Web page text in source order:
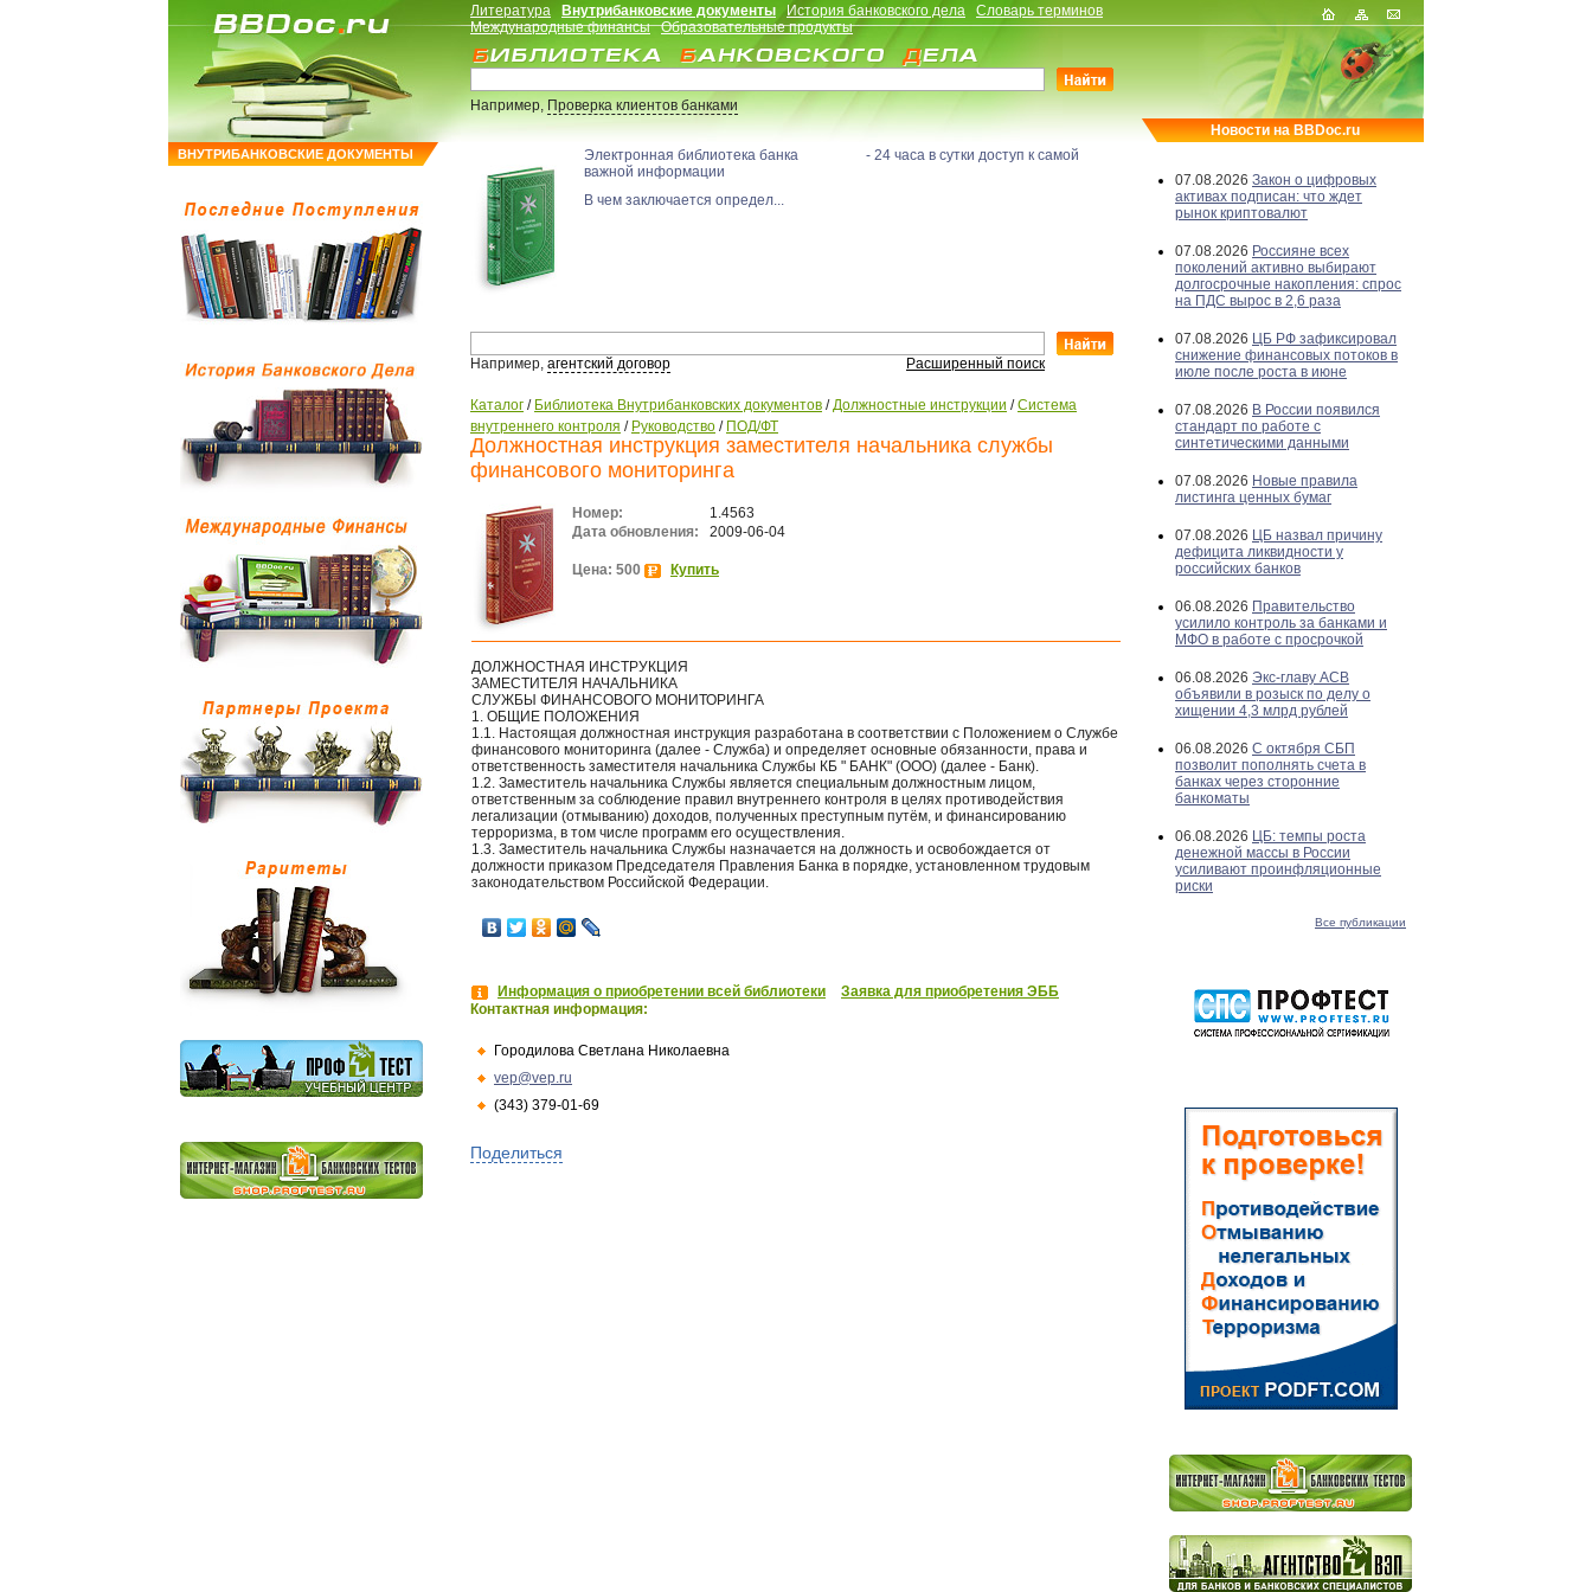
ВНУТРИБАНКОВСКИЕ ДОКУМЕНТЫ
Литература Внутрибанковские документы История банковского дела
Словарь терминов
Международные финансы
Образовательные продукты
Например,Проверка клиентов банками
Электронная библиотека банка - 24 часа в сутки доступ к самой
важной информации
В чем заключается определ...
Например, агентский договор Расширенный поиск
Каталог / Библиотека Внутрибанковских документов /Должностные инструкции /Система
внутреннего контроля / Руководство / ПОД/ФТ
Должностная инструкция заместителя начальника службы
финансового мониторинга
Номер:
1.4563
Дата обновления:
2009-06-04
Цена: 500 Купить
ДОЛЖНОСТНАЯ ИНСТРУКЦИЯ
ЗАМЕСТИТЕЛЯ НАЧАЛЬНИКА
СЛУЖБЫ ФИНАНСОВОГО МОНИТОРИНГА
1. ОБЩИЕ ПОЛОЖЕНИЯ
1.1. Настоящая должностная инструкция разработана в соответствии с Положением о Службе
финансового мониторинга (далее - Служба) и определяет основные обязанности, права и
ответственность заместителя начальника Службы КБ " БАНК" (ООО) (далее - Банк).
1.2. Заместитель начальника Службы является специальным должностным лицом,
ответственным за соблюдение правил внутреннего контроля в целях противодействия
легализации (отмыванию) доходов, полученных преступным путём, и финансированию
терроризма, в том числе программ его осуществления.
1.3. Заместитель начальника Службы назначается на должность и освобождается от
должности приказом Председателя Правления Банка в порядке, установленном трудовым
законодательством Российской Федерации.
Информация о приобретении всей библиотеки
Заявка для приобретения ЭББ
Контактная информация:
Городилова Светлана Николаевна
vep@vep.ru
(343) 379-01-69
Поделиться
Новости на BBDoc.ru
07.08.2026 Закон о цифровых
активах подписан: что ждет
рынок криптовалют
07.08.2026 Россияне всех
поколений активно выбирают
долгосрочные накопления: спрос
на ПДС вырос в 2,6 раза
07.08.2026 ЦБ РФ зафиксировал
снижение финансовых потоков в
июле после роста в июне
07.08.2026 В России появился
стандарт по работе с
синтетическими данными
07.08.2026 Новые правила
листинга ценных бумаг
07.08.2026 ЦБ назвал причину
дефицита ликвидности у
российских банков
06.08.2026 Правительство
усилило контроль за банками и
МФО в работе с просрочкой
06.08.2026 Экс-главу АСВ
объявили в розыск по делу о
хищении 4,3 млрд рублей
06.08.2026 С октября СБП
позволит пополнять счета в
банках через сторонние
банкоматы
06.08.2026 ЦБ: темпы роста
денежной массы в России
усиливают проинфляционные
риски
Все публикации